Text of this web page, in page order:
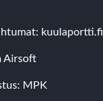
kuulaportti.fi
Airsoft
MPK